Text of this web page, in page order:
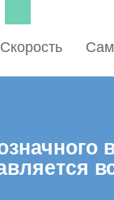
Скорость